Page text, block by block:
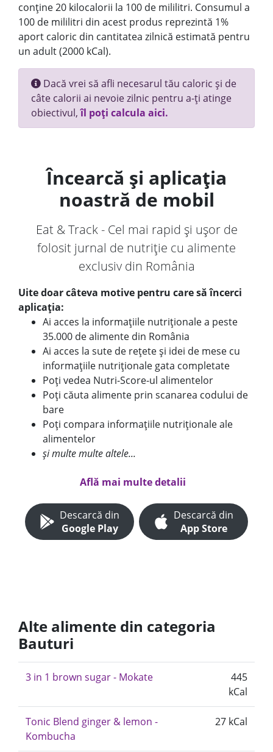
conține 20 kilocalorii la 100 de mililitri. Consumul a
100 de mililitri din acest produs reprezintă 1%
aport caloric din cantitatea zilnică estimată pentru
un adult (2000 kCal).
Dacă vrei să afli necesarul tău caloric și de
câte calorii ai nevoie zilnic pentru a-ți atinge
obiectivul,îl poți calcula aici.
Încearcă și aplicația
noastră de mobil
Eat & Track - Cel mai rapid și ușor de
folosit jurnal de nutriție cu alimente
exclusiv din România
Uite doar câteva motive pentru care să încerci
aplicația:
Ai acces la informațiile nutriționale a peste
35.000 de alimente din România
Ai acces la sute de rețete și idei de mese cu
informațiile nutriționale gata completate
Poți vedea Nutri-Score-ul alimentelor
Poți căuta alimente prin scanarea codului de
bare
Poți compara informațiile nutriționale ale
alimentelor
și multe multe altele...
Află mai multe detalii
Descarcă din
Google Play
Descarcă din
App Store
Alte alimente din categoria
Bauturi
3 in 1 brown sugar - Mokate
445
kCal
Tonic Blend ginger & lemon -
Kombucha
27 kCal